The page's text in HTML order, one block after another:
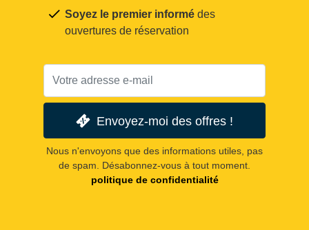
Soyez le premier informé des
ouvertures de réservation
Envoyez-moi des offres !
Nous n'envoyons que des informations utiles, pas
de spam. Désabonnez-vous à tout moment.
politique de confidentialité